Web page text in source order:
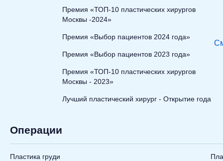
Премия «ТОП-10 пластических хирургов
Москвы -2024»
Премия «Выбор пациентов 2024 года»
Премия «Выбор пациентов 2023 года»
Премия «ТОП-10 пластических хирургов
Москвы - 2023»
Лучший пластический хирург - Открытие года
Операции
Пластика груди